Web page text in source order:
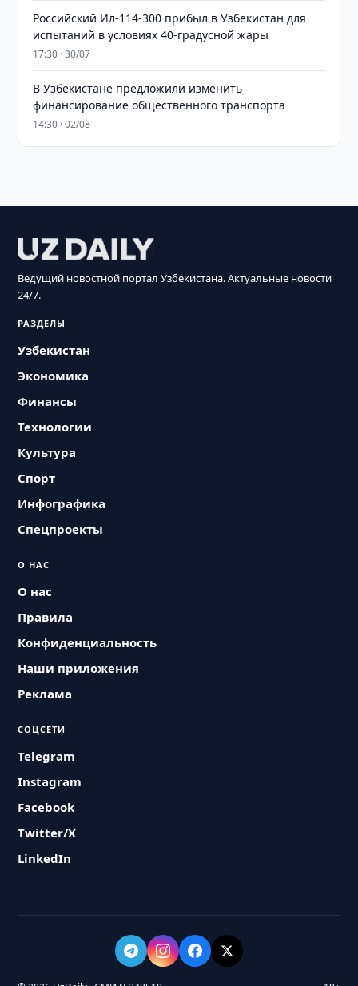
Российский Ил-114-300 прибыл в Узбекистан для
испытаний в условиях 40-градусной жары
17:30 · 30/07
В Узбекистане предложили изменить
финансирование общественного транспорта
14:30 · 02/08
Ведущий новостной портал Узбекистана. Актуальные новости
24/7.
РАЗДЕЛЫ
Узбекистан
Экономика
Финансы
Технологии
Культура
Спорт
Инфографика
Спецпроекты
О НАС
О нас
Правила
Конфиденциальность
Наши приложения
Реклама
СОЦСЕТИ
Telegram
Instagram
Facebook
Twitter/X
LinkedIn